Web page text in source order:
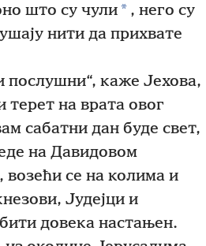
што су чули* , него су
нити да прихвате
послушни“, каже Јехова,
терет на врата овог
сабатни дан буде свет,
на Давидовом
возећи се на колима и
Јудејци и
довека настањен.